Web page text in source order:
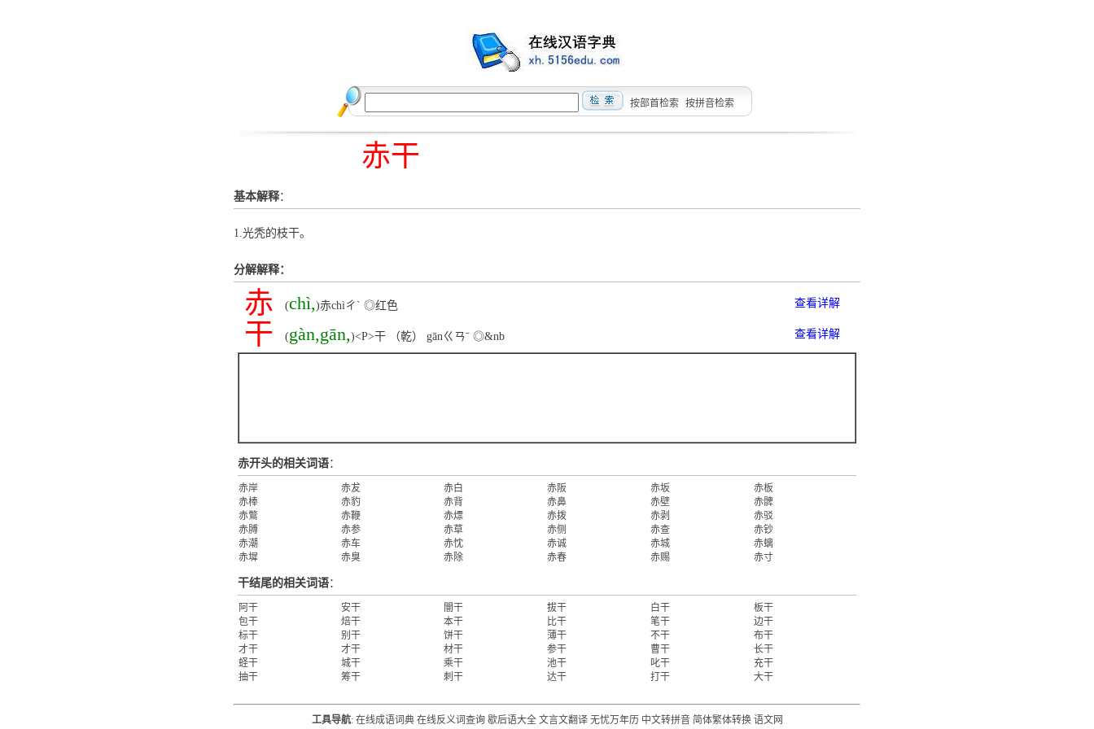
按部首检索 按拼音检索
赤干
基本解释：
1.光秃的枝干。
分解解释：
赤 (chì,)赤chìㄔˋ ◎红色 查看详解
干 (gàn,gān,)<P>干 （乾） gānㄍㄢˉ ◎&nb 查看详解
赤开头的相关词语：
赤岸 赤犮 赤白 赤阪 赤坂
赤板
赤棒
赤豹 赤背 赤鼻 赤壁
赤髀
赤鷩
赤鞭 赤熛 赤拨 赤剥
赤驳
赤膊
赤参 赤草 赤侧 赤查
赤钞
赤潮
赤车 赤忱 赤诚 赤城
赤螭
赤墀
赤臭 赤除 赤春 赤赐 赤寸
干结尾的相关词语：
阿干 安干 闇干 拔干 白干
板干
包干
焙干 本干 比干 笔干
边干
标干
别干 饼干 薄干 不干
布干
才干
才干 材干 参干 曹干
长干
蛏干
城干 乘干 池干 叱干
充干
抽干
筹干 刺干 达干 打干 大干
工具导航: 在线成语词典 在线反义词查询 歇后语大全 文言文翻译 无忧万年历 中文转拼音 简体繁体转换 语文网